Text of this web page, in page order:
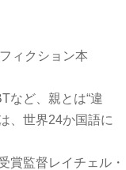
ィクション本
など、親とは“違
、世界24か国語に
賞監督レイチェル・